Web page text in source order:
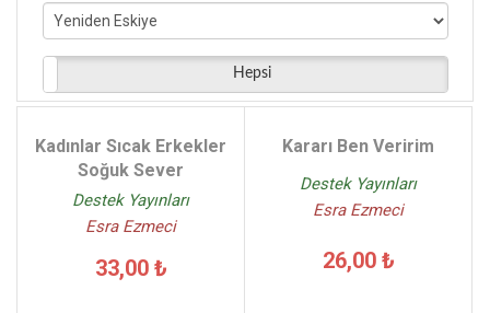
Hepsi
Kadınlar Sıcak Erkekler
Soğuk Sever
Destek Yayınları
Esra Ezmeci
33,00 ₺
Kararı Ben Veririm
Destek Yayınları
Esra Ezmeci
26,00 ₺